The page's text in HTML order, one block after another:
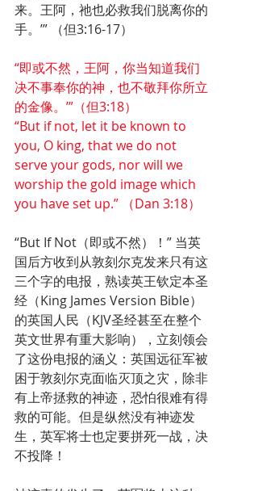
来。王阿，祂也必救我们脱离你的
手。’” （但3:16-17）
“即或不然，王阿，你当知道我们
决不事奉你的神，也不敬拜你所立
的金像。’”（但3:18）
“But if not, let it be known to
you, O king, that we do not
serve your gods, nor will we
worship the gold image which
you have set up.” （Dan 3:18）
“But If Not（即或不然）！” 当英
国后方收到从敦刻尔克发来只有这
三个字的电报，熟读英王钦定本圣
经（King James Version Bible）
的英国人民（KJV圣经甚至在整个
英文世界有重大影响），立刻领会
了这份电报的涵义：英国远征军被
困于敦刻尔克面临灭顶之灾，除非
有上帝拯救的神迹，恐怕很难有得
救的可能。但是纵然没有神迹发
生，英军将士也定要拼死一战，决
不投降！